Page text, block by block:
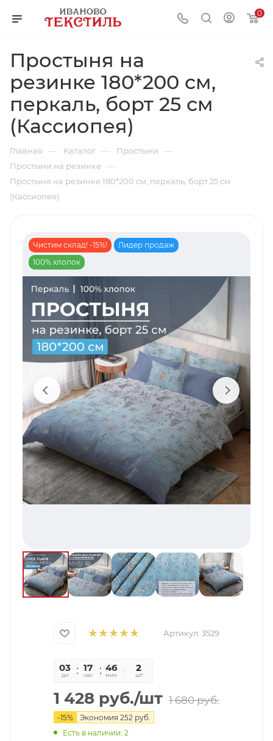
0
Простыня на
резинке 180*200 см,
перкаль, борт 25 см
(Кассиопея)
Главная — Каталог — Простыни —
Простыни на резинке —
Простыня на резинке 180*200 см, перкаль, борт 25 см
(Кассиопея)
Чистим склад! -15%!
Лидер продаж
100% хлопок
Артикул: 3529
03
дн
17
час
46
мин
05
сек
2
шт
1 428 руб./шт 1 680руб.
-15% Экономия 252 руб.
Есть в наличии: 2